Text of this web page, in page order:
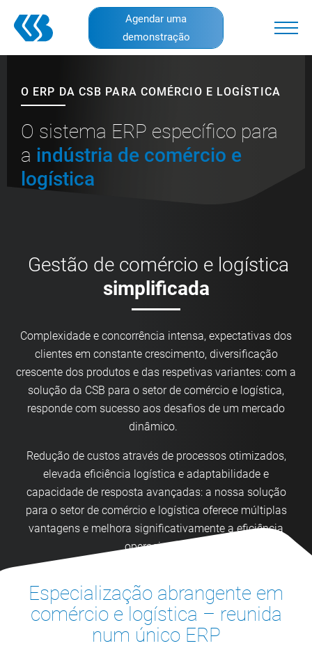
main
Agendar uma
demonstração
O ERP DA CSB PARA COMÉRCIO E LOGÍSTICA
O sistema ERP específico para
a indústria de comércio e
logística
Gestão de comércio e logística
simplificada
Complexidade e concorrência intensa, expectativas dos
clientes em constante crescimento, diversificação
crescente dos produtos e das respetivas variantes: com a
solução da CSB para o setor de comércio e logística,
responde com sucesso aos desafios de um mercado
dinâmico.
Redução de custos através de processos otimizados,
elevada eficiência logística e adaptabilidade e
capacidade de resposta avançadas: a nossa solução
para o setor de comércio e logística oferece múltiplas
vantagens e melhora significativamente a eficiência
operacional.
Especialização abrangente em
comércio e logística – reunida
num único ERP